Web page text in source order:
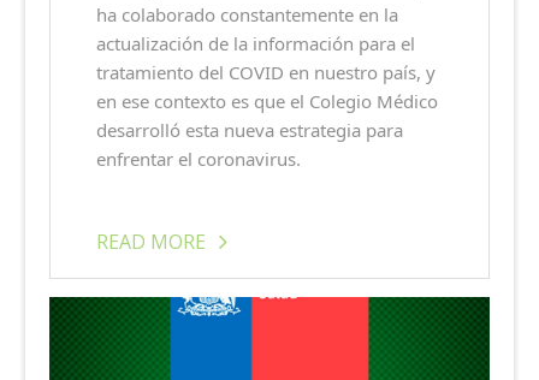
ha colaborado constantemente en la
actualización de la información para el
tratamiento del COVID en nuestro país, y
en ese contexto es que el Colegio Médico
desarrolló esta nueva estrategia para
enfrentar el coronavirus.
READ MORE